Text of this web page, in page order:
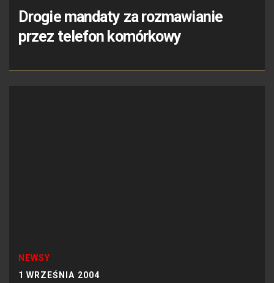
Drogie mandaty za rozmawianie
przez telefon komórkowy
NEWSY
1 WRZEŚNIA 2004